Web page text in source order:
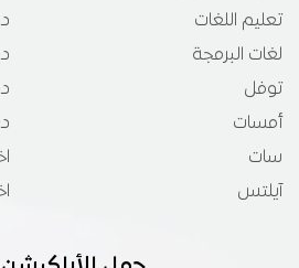
تعليم اللغات
لغات البرمجة
توفل
أمسات
سات
آيلتس